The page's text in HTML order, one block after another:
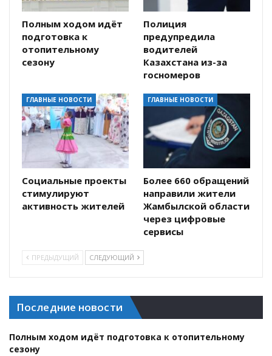
Полным ходом идёт
подготовка к
отопительному
сезону
Полиция
предупредила
водителей
Казахстана из-за
госномеров
ГЛАВНЫЕ НОВОСТИ
Социальные проекты
стимулируют
активность жителей
ГЛАВНЫЕ НОВОСТИ
Более 660 обращений
направили жители
Жамбылской области
через цифровые
сервисы
ПРЕДЫДУЩИЙ СЛЕДУЮЩИЙ
Последние новости
Полным ходом идёт подготовка к отопительному
сезону